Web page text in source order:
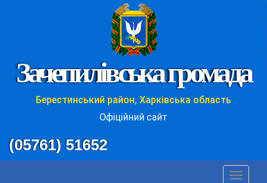
Зачепилівська громада
Берестинський район, Харківська область
Офіційний сайт
(05761) 51652
Toggle